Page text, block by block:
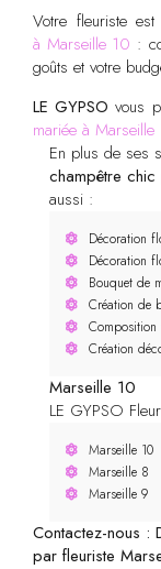
Votre fleuriste
à Marseille 10 :
goûts et votre
LE GYPSO vous
mariée à Marseille
En plus de ses
champêtre chic
aussi :
Décoration
Décoration
Bouquet de
Création de
Création
Marseille 10
LE GYPSO
Marseille 10
Marseille 8
Marseille 9
Contactez-nous :
par fleuriste